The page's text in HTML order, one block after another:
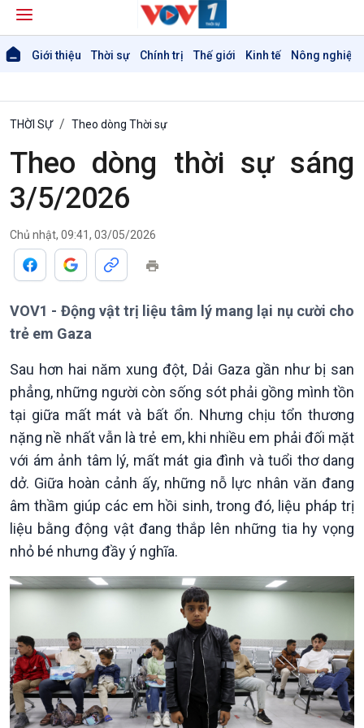
Giới thiệu Thời sự Chính trị Thế giới Kinh tế Nông nghiệp
Thời sự 21h30
Bản tin
Theo dòng Thời sự
Chính trị
Tin Chính trị
Chính phủ với người dân
Quốc hội với cử tri
Xây dựng đảng
Đảng trong cuộc sống
Pháp luật và đời sống
Thế giới
Tin thế giới
Vấn đề quốc tế
Hồ sơ sự kiện quốc tế
Thế giới & Việt Nam
Kinh tế
Tin Kinh tế
Trước giờ mở cửa
Nông nghiệp & Biển đảo
Tin Nông nghiệp & Biển
đảo
THỜI SỰ Theo dòng Thời sự
Theo dòng thời sự sáng
3/5/2026
Chủ nhật, 09:41, 03/05/2026
VOV1 - Động vật trị liệu tâm lý mang lại nụ cười cho
trẻ em Gaza
Sau hơn hai năm xung đột, Dải Gaza gần như bị san
phẳng, những người còn sống sót phải gồng mình tồn
tại giữa mất mát và bất ổn. Nhưng chịu tổn thương
nặng nề nhất vẫn là trẻ em, khi nhiều em phải đối mặt
với ám ảnh tâm lý, mất mát gia đình và tuổi thơ dang
dở. Giữa hoàn cảnh ấy, những nỗ lực nhân văn đang
âm thầm giúp các em hồi sinh, trong đó, liệu pháp trị
liệu bằng động vật đang thắp lên những tia hy vọng
nhỏ bé nhưng đầy ý nghĩa.